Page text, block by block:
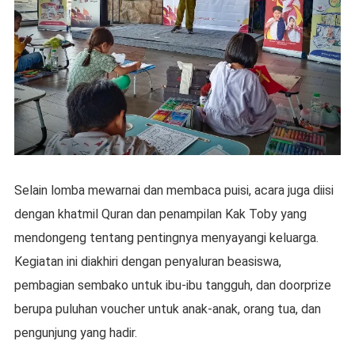
Selain lomba mewarnai dan membaca puisi, acara juga diisi
dengan khatmil Quran dan penampilan Kak Toby yang
mendongeng tentang pentingnya menyayangi keluarga.
Kegiatan ini diakhiri dengan penyaluran beasiswa,
pembagian sembako untuk ibu-ibu tangguh, dan doorprize
berupa puluhan voucher untuk anak-anak, orang tua, dan
pengunjung yang hadir.